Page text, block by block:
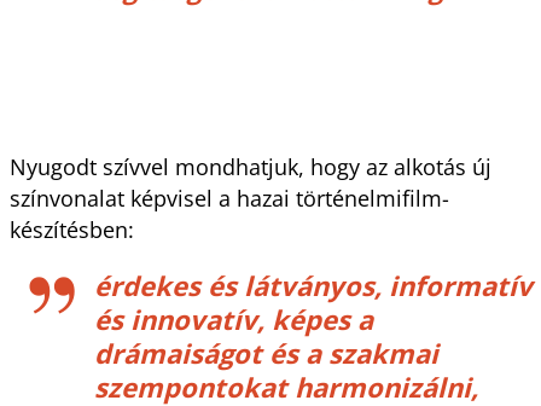
Nyugodt szívvel mondhatjuk, hogy az alkotás új
színvonalat képvisel a hazai történelmifilm-
készítésben:
érdekes és látványos, informatív
és innovatív, képes a
drámaiságot és a szakmai
szempontokat harmonizálni,